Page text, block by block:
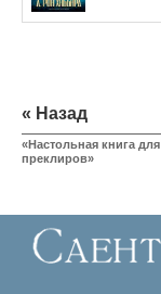
« Назад
«Настольная книга для
преклиров»